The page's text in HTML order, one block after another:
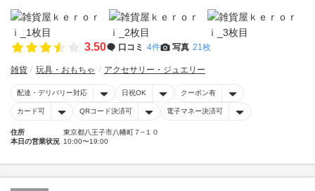
3.50 口コミ 4件 写真 21枚
雑貨 玩具・おもちゃ アクセサリー・ジュエリー
配達・デリバリー対応 日祝OK クーポン有
カード可 QRコード決済可 電子マネー決済可
住所
東京都八王子市八幡町７−１０
本日の営業状況 10:00〜19:00